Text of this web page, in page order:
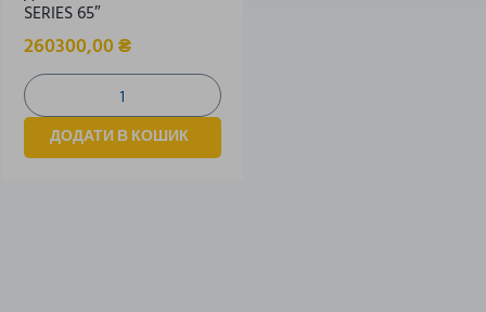
SERIES 65″
260300,00₴
ДОДАТИ В КОШИК